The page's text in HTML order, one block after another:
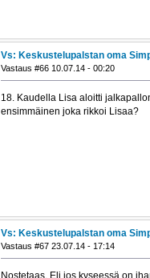
Vs: Keskustelupalstan oma
Vastaus #66 10.07.14 - 00:20
18. Kaudella Lisa aloitti
ensimmäinen joka rikkoi Lisaa?
Vs: Keskustelupalstan oma
Vastaus #67 23.07.14 - 17:14
Nostetaas. Eli jos kyseessä on